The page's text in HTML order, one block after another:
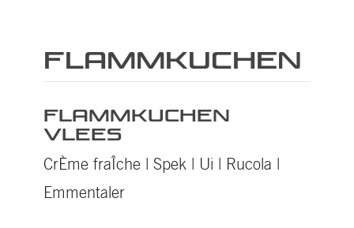
Flammkuchen
FLAMMKUCHEN
VLEES
CrÈme fraÎche | Spek | Ui | Rucola |
Emmentaler